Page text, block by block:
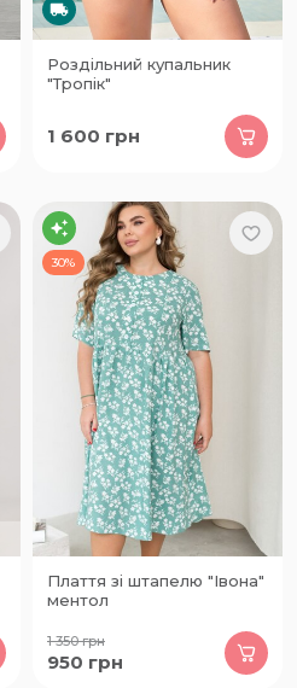
Роздільний купальник
"Тропік"
1 600 грн
30%
Плаття зі штапелю "Івона"
ментол
1 350грн
950 грн